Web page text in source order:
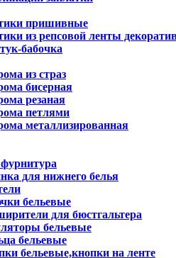
пришивные
из репсовой ленты
бабочка
из страз
бисерная
резаная
петлями
металлизированная
для нижнего белья
бельевые
для бюстгальтера
бельевые
бельевые
бельевые,кнопки на ленте